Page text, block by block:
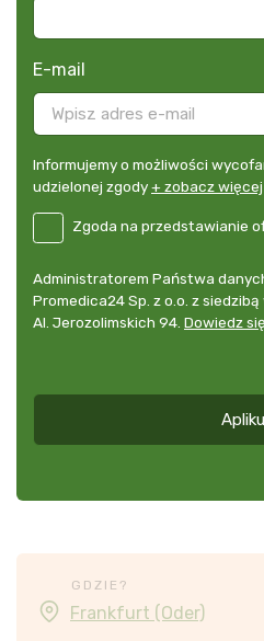
E-mail
Informujemy
o
wycofania
dowolnym
momencie
udzielonej
Informujemy o możliwości
udzielonej zgody+ zobacz więcej
DE
przedstawianie
Zgoda na przedstawianie
Administrator
danych
osobowych
Administratorem Państwa
Promedica24 Sp. z o.o. z
Al. Jerozolimskich 94. Dowiedz
GDZIE?
Frankfurt (Oder)